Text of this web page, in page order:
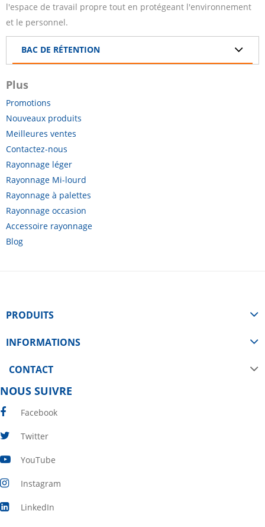
l'espace de travail propre tout en protégeant l'environnement
et le personnel.
BAC DE RÉTENTION
Plus
Promotions
Nouveaux produits
Meilleures ventes
Contactez-nous
Rayonnage léger
Rayonnage Mi-lourd
Rayonnage à palettes
Rayonnage occasion
Accessoire rayonnage
Blog
PRODUITS
INFORMATIONS
CONTACT
NOUS SUIVRE
Facebook
Twitter
YouTube
Instagram
LinkedIn